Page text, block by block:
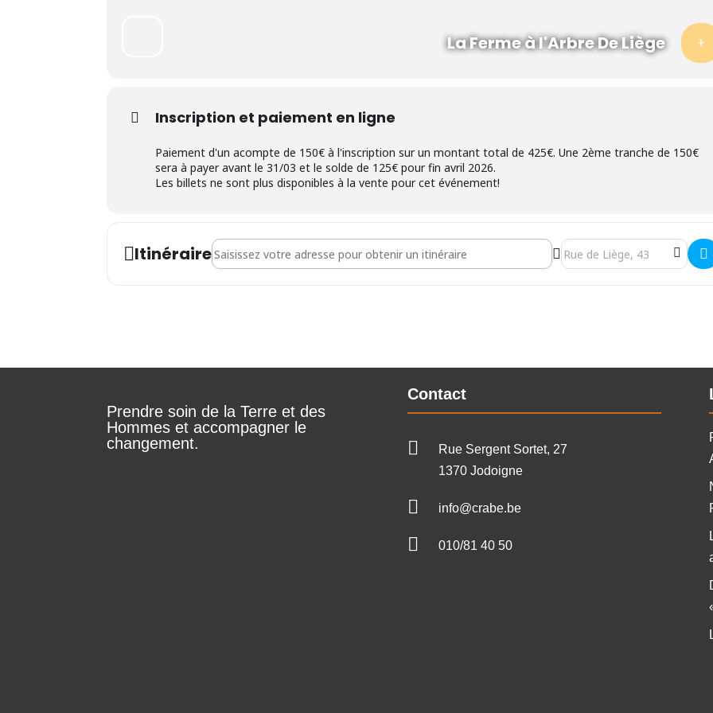
La Ferme à l'Arbre De Liège
Inscription et paiement en ligne
Paiement d'un acompte de 150€ à l'inscription sur un montant total de 425€. Une 2ème tranche de 150€
sera à payer avant le 31/03 et le solde de 125€ pour fin avril 2026.
Les billets ne sont plus disponibles à la vente pour cet événement!
ItinéraireAddress - Cycle d’ateliers pour particuliers «Mon potager écologique en une saison» à Liège []
Destination Address - Cycle
Prendre soin de la Terre et des
Hommes et accompagner le
changement.
Contact

Rue Sergent Sortet, 27
1370 Jodoigne
 info@crabe.be
 010/81 40 50